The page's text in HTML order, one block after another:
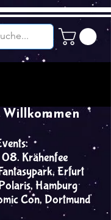
Krähenfee
Erfurt
Hamburg
Con, Dortmund
Willkommen